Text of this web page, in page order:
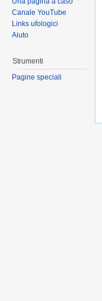
Canale YouTube
Links ufologici
Aiuto
Strumenti
Pagine speciali